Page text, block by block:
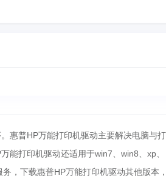
惠普HP万能打印机驱动主要解决电脑与
能打印机驱动还适用于win7、win8、xp、
，下载惠普HP万能打印机驱动其他版本